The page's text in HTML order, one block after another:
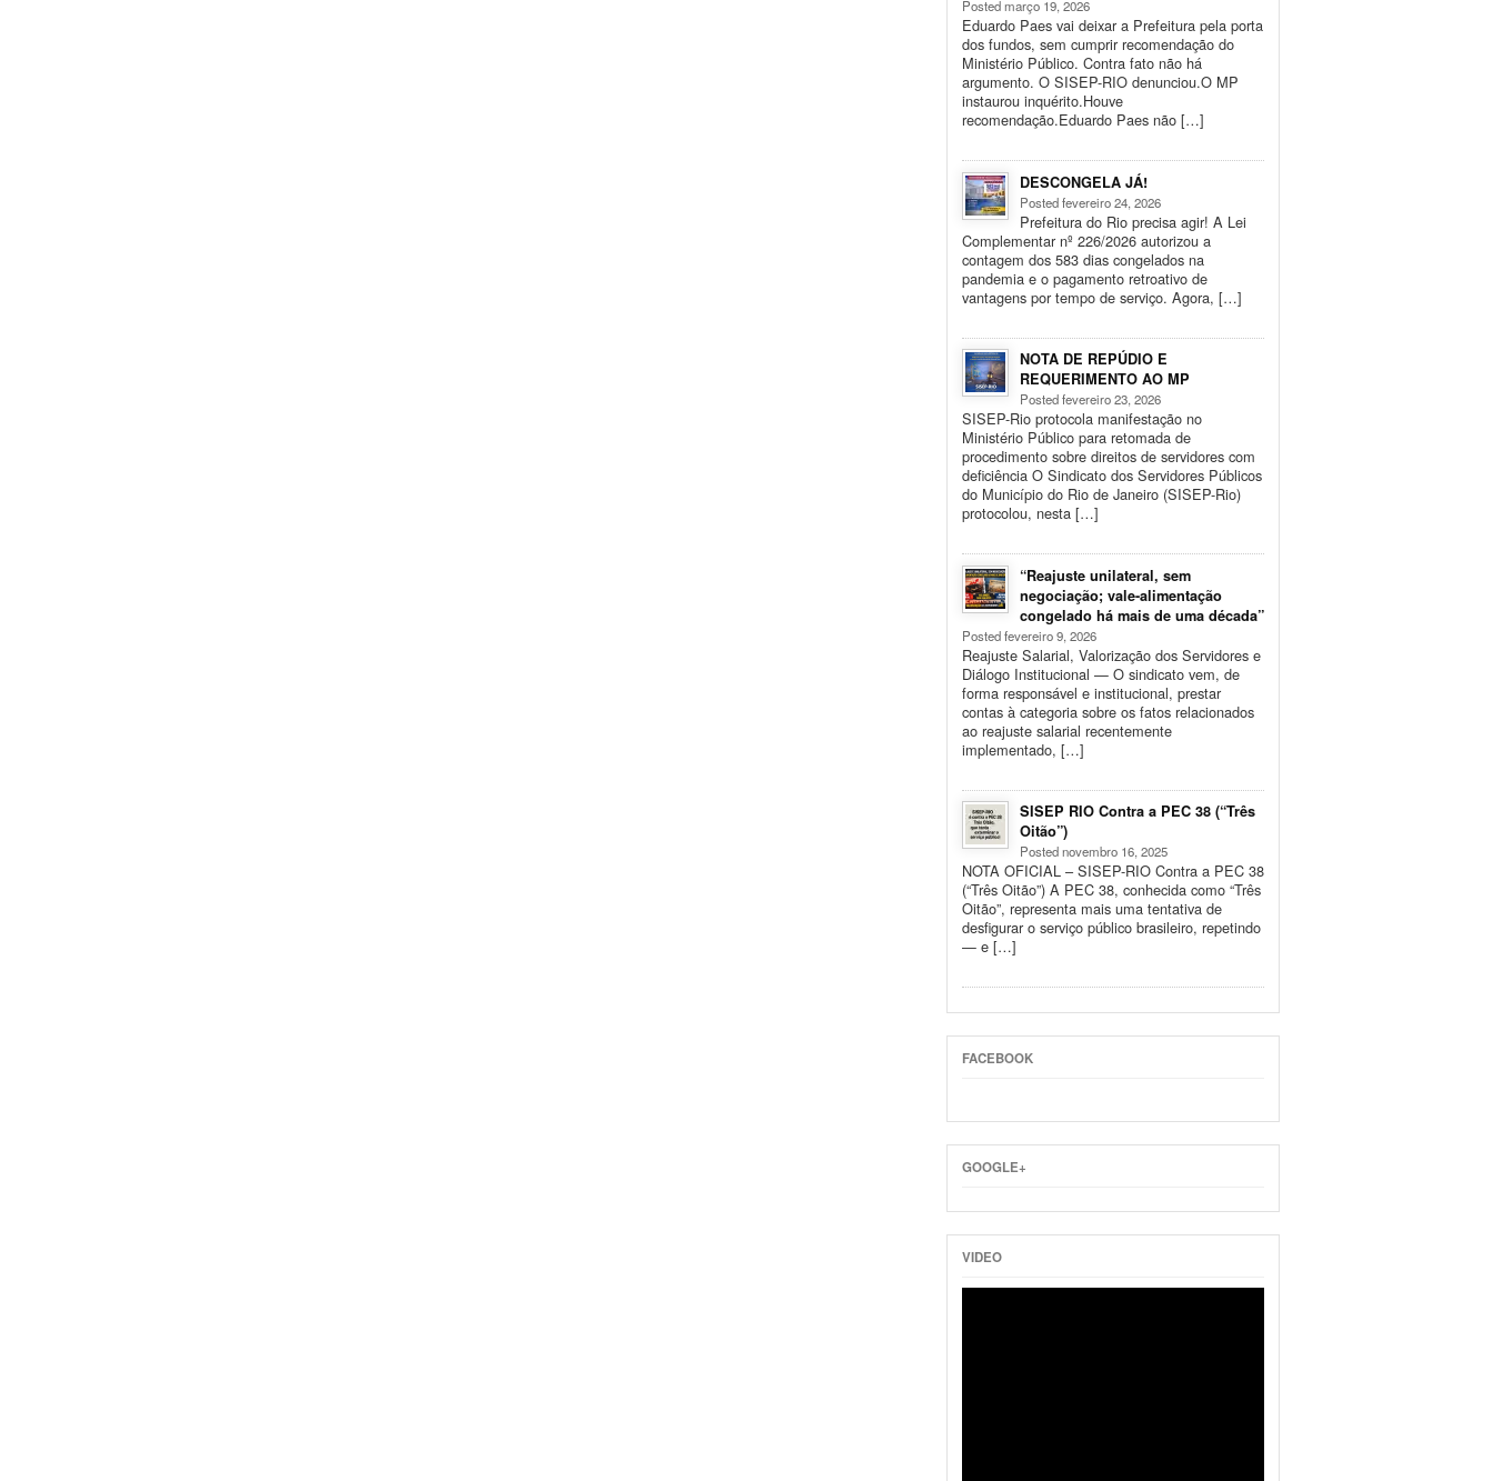
Posted março 19, 2026
Eduardo Paes vai deixar a Prefeitura pela porta
dos fundos, sem cumprir recomendação do
Ministério Público. Contra fato não há
argumento. O SISEP-RIO denunciou.O MP
instaurou inquérito.Houve
recomendação.Eduardo Paes não […]
DESCONGELA JÁ!
Posted fevereiro 24, 2026
Prefeitura do Rio precisa agir! A Lei
Complementar nº 226/2026 autorizou a
contagem dos 583 dias congelados na
pandemia e o pagamento retroativo de
vantagens por tempo de serviço. Agora, […]
NOTA DE REPÚDIO E
REQUERIMENTO AO MP
Posted fevereiro 23, 2026
SISEP-Rio protocola manifestação no
Ministério Público para retomada de
procedimento sobre direitos de servidores com
deficiência O Sindicato dos Servidores Públicos
do Município do Rio de Janeiro (SISEP-Rio)
protocolou, nesta […]
“Reajuste unilateral, sem
negociação; vale-alimentação
congelado há mais de uma década”
Posted fevereiro 9, 2026
Reajuste Salarial, Valorização dos Servidores e
Diálogo Institucional — O sindicato vem, de
forma responsável e institucional, prestar
contas à categoria sobre os fatos relacionados
ao reajuste salarial recentemente
implementado, […]
SISEP RIO Contra a PEC 38 (“Três
Oitão”)
Posted novembro 16, 2025
NOTA OFICIAL – SISEP-RIO Contra a PEC 38
(“Três Oitão”) A PEC 38, conhecida como “Três
Oitão”, representa mais uma tentativa de
desfigurar o serviço público brasileiro, repetindo
— e […]
FACEBOOK
GOOGLE+
VIDEO